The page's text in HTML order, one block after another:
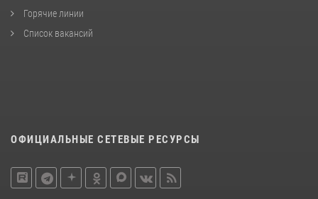
Горячие линии
Список вакансий
ОФИЦИАЛЬНЫЕ СЕТЕВЫЕ РЕСУРСЫ